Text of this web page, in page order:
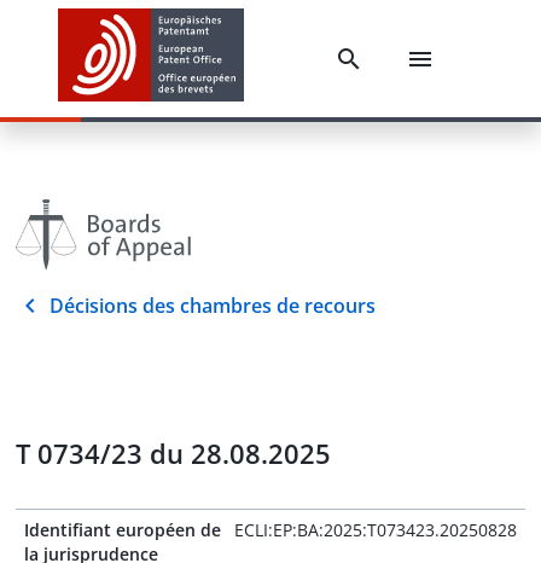
Décisions des chambres de recours
T 0734/23 du 28.08.2025
Identifiant européen de
la jurisprudence
ECLI:EP:BA:2025:T073423.20250828